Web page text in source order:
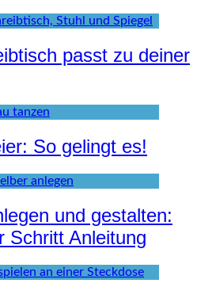
passt zu deiner
So gelingt es!
und gestalten:
Schritt Anleitung